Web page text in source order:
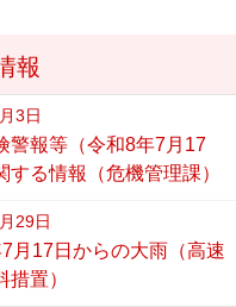
報
3日
警報等（令和8年7月17
する情報（危機管理課）
29日
月17日からの大雨（高速
措置）